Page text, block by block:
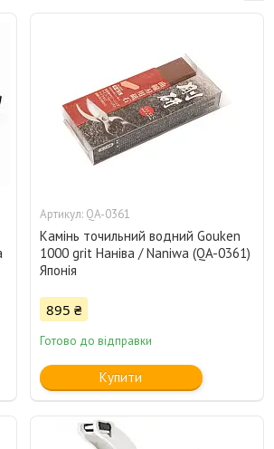
QA-0361
Камінь точильний водний Gouken
1000 grit Наніва / Naniwa (QA-0361)
Японія
895 ₴
Готово до відправки
Купити